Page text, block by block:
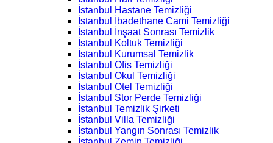
İstanbul Hastane Temizliği
İstanbul İbadethane Cami Temizliği
İstanbul İnşaat Sonrası Temizlik
İstanbul Koltuk Temizliği
İstanbul Kurumsal Temizlik
İstanbul Ofis Temizliği
İstanbul Okul Temizliği
İstanbul Otel Temizliği
İstanbul Stor Perde Temizliği
İstanbul Temizlik Şirketi
İstanbul Villa Temizliği
İstanbul Yangın Sonrası Temizlik